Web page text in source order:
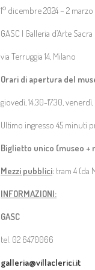
1° dicembre 2024 – 2
GASC | Galleria d’Arte
via Terruggia 14, Milano
Orari di apertura del
giovedì, 14.30-17.30,
Ultimo ingresso 45 minuti
Biglietto unico (museo +
Mezzi pubblici: tram 4 (da
INFORMAZIONI:
GASC
tel. 02 6470066
galleria@villaclerici.it